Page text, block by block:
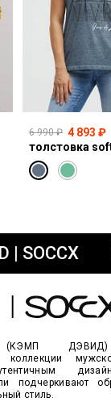
сайте СДЭК
6 990 ₽ 4 893 ₽
толстовка
| SOCCX
ДЭВИД)
коллекции
подчеркивают
стиль.